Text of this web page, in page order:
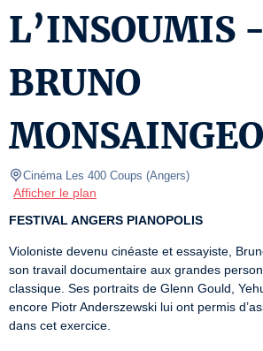
L’INSOUMIS -
BRUNO
Cinéma Les 400 Coups (Angers)
Afficher le plan
FESTIVAL ANGERS PIANOPOLIS
Violoniste devenu cinéaste et essayiste,
son travail documentaire aux grandes
classique. Ses portraits de Glenn Gould,
encore Piotr Anderszewski lui ont permis
dans cet exercice.